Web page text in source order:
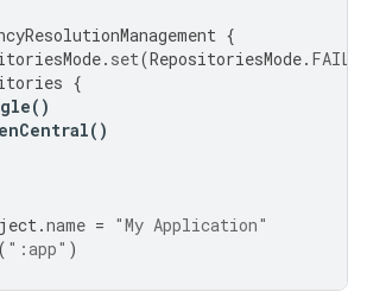
{
. set(RepositoriesMode.
{
()
()
.name = "My Application"
( ":app" )